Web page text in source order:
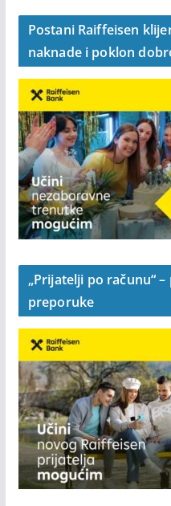
Postani Raiffeisen
naknade i poklon
„Prijatelji po računu“
preporuke